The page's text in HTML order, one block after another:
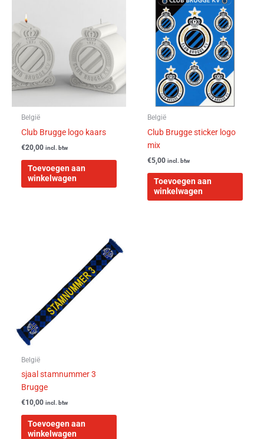
België
Club Brugge logo kaars
€20,00 incl. btw
Toevoegen aan
winkelwagen
België
Club Brugge sticker logo
mix
€5,00 incl. btw
Toevoegen aan
winkelwagen
België
sjaal stamnummer 3
Brugge
€10,00 incl. btw
Toevoegen aan
winkelwagen